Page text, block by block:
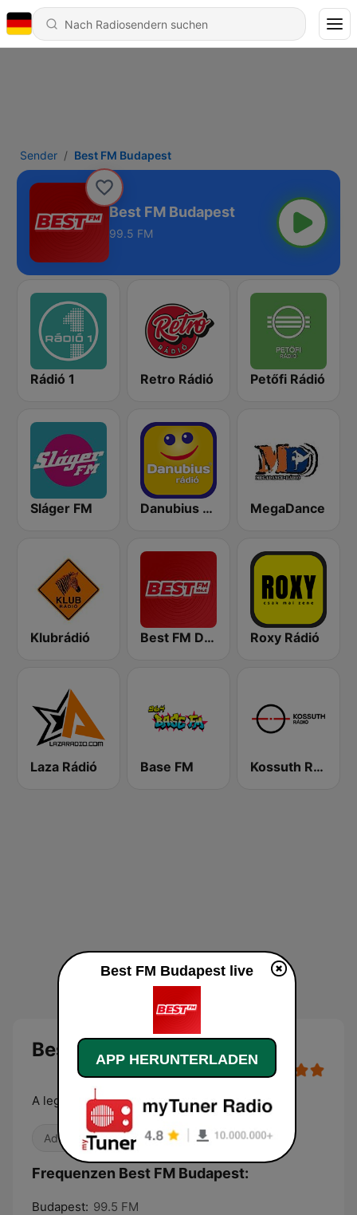
Sender Best FM Budapest
Best FM Budapest
99.5 FM
Rádió 1 Retro Rádió Petőfi Rádió
Sláger FM Danubius Rádió MegaDance
Klubrádió Best FM Debrecen Roxy Rádió
Laza Rádió Base FM Kossuth Rádió
Best FM Budapest
A legjobb zenék
Adult Contemporary 90er
Frequenzen Best FM Budapest:
Budapest: 99.5 FM
Best FM Budapest live
APP HERUNTERLADEN